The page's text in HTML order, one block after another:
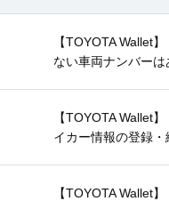
【TOYOTA Wallet
ない車両ナンバーは
【TOYOTA Wallet
イカー情報の登録
【TOYOTA Wallet